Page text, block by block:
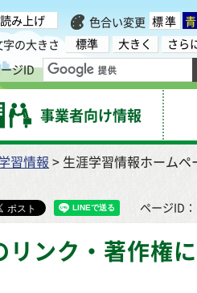
読み上げ 色合い変更 標準 青
字の大きさ
標準 大きく
さら
ジID
事業者向け情報
習情報 > 生涯学習情報ホーム
ページID
ンク・著作権